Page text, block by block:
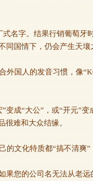
名字。结果行销葡萄牙
国情下，仍会产生天壤
国人的发音习惯，像
成“大公”，或“开元”变
很难和大众结缘。
文化特质都“搞不清爽”
果您的公司名无法从老